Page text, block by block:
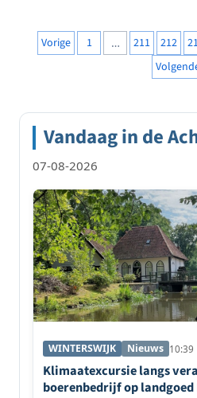
Berichten
Vorige 1 … 211 212
Vandaag in de
07-08-2026
WINTERSWIJK Nieuws 10:39
Klimaatexcursie langs
boerenbedrijf op